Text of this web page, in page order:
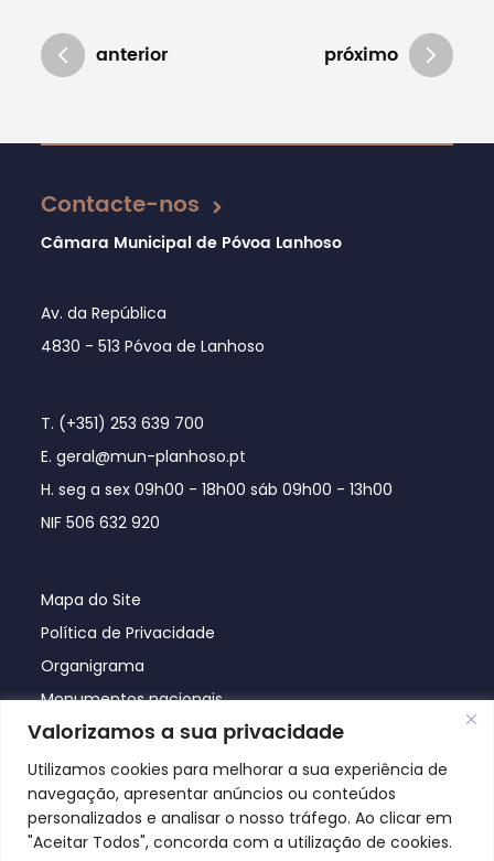
Valorizamos a sua privacidade
Utilizamos cookies para melhorar a sua experiência de
navegação, apresentar anúncios ou conteúdos
personalizados e analisar o nosso tráfego. Ao clicar em
"Aceitar Todos", concorda com a utilização de cookies.
anterior próximo
Atualizado em 29/11/2021
Contacte-nos
Câmara Municipal de Póvoa Lanhoso
Av. da República
4830 - 513 Póvoa de Lanhoso
T. (+351) 253 639 700
E. geral@mun-planhoso.pt
H. seg a sex 09h00 - 18h00 sáb 09h00 - 13h00
NIF 506 632 920
Mapa do Site
Política de Privacidade
Organigrama
Monumentos nacionais